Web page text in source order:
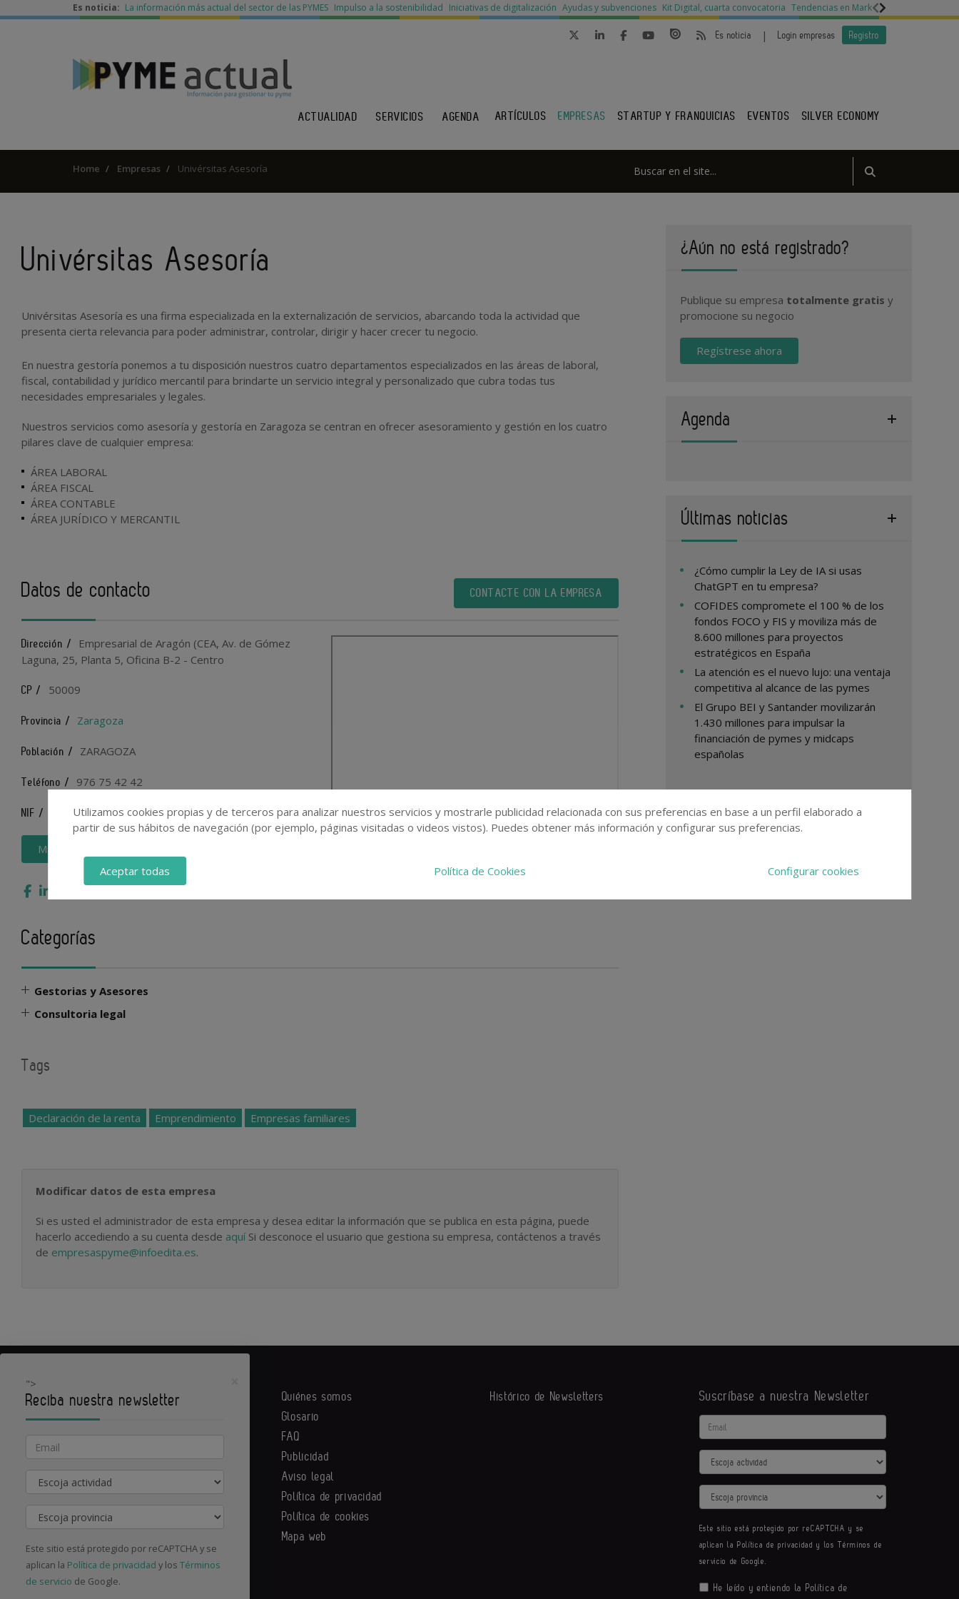
Es noticia: La información más actual del sector de las PYMES Impulso a la sostenibilidad Iniciativas de digitalización Ayudas y subvenciones Kit Digital, cuarta convocatoria Tendencias en Marketing
Es noticia | Login empresas Registro
ACTUALIDAD SERVICIOS AGENDA ARTÍCULOS EMPRESAS STARTUP Y FRANQUICIAS EVENTOS SILVER ECONOMY
Home Empresas Univérsitas Asesoría
Univérsitas Asesoría
Univérsitas Asesoría es una firma especializada en la externalización de servicios, abarcando toda la actividad que
presenta cierta relevancia para poder administrar, controlar, dirigir y hacer crecer tu negocio.
En nuestra gestoría ponemos a tu disposición nuestros cuatro departamentos especializados en las áreas de laboral,
fiscal, contabilidad y jurídico mercantil para brindarte un servicio integral y personalizado que cubra todas tus
necesidades empresariales y legales.
Nuestros servicios como asesoría y gestoría en Zaragoza se centran en ofrecer asesoramiento y gestión en los cuatro
pilares clave de cualquier empresa:
ÁREA LABORAL
ÁREA FISCAL
ÁREA CONTABLE
ÁREA JURÍDICO Y MERCANTIL
Datos de contacto CONTACTE CON LA EMPRESA
Dirección /
Empresarial de Aragón (CEA, Av. de Gómez
Laguna, 25, Planta 5, Oficina B-2 - Centro
CP / 50009
Provincia / Zaragoza
Población / ZARAGOZA
Teléfono / 976 75 42 42
NIF / B99347262
Más información
Categorías
Gestorias y Asesores
Consultoria legal
Tags
Declaración de la renta Emprendimiento Empresas familiares
Modificar datos de esta empresa
Si es usted el administrador de esta empresa y desea editar la información que se publica en esta página, puede
hacerlo accediendo a su cuenta desde aquíSi desconoce el usuario que gestiona su empresa, contáctenos a través
de empresaspyme@infoedita.es.
¿Aún no está registrado?
Publique su empresa totalmente gratis y
promocione su negocio
Regístrese ahora
Agenda
Últimas noticias
¿Cómo cumplir la Ley de IA si usas
ChatGPT en tu empresa?
COFIDES compromete el 100 % de los
fondos FOCO y FIS y moviliza más de
8.600 millones para proyectos
estratégicos en España
La atención es el nuevo lujo: una ventaja
competitiva al alcance de las pymes
El Grupo BEI y Santander movilizarán
1.430 millones para impulsar la
financiación de pymes y midcaps
españolas
Contacte con nosotros
Quiénes somos
Glosario
FAQ
Publicidad
Aviso legal
Política de privacidad
Política de cookies
Mapa web
Histórico de Newsletters Suscríbase a nuestra Newsletter
Email
Actividad
Provincia
Este sitio está protegido por reCAPTCHA y se
aplican la Política de privacidad y losTérminos de
servicio de Google.
He leído y entiendo la Política de
Utilizamos cookies propias y de terceros para analizar nuestros servicios y mostrarle publicidad relacionada con sus preferencias en base a un perfil elaborado a
partir de sus hábitos de navegación (por ejemplo, páginas visitadas o videos vistos). Puedes obtener más información y configurar sus preferencias.
Aceptar todas Política de Cookies Configurar cookies
">
Reciba nuestra newsletter
Email
Actividad
Provincia
Este sitio está protegido por reCAPTCHA y se
aplican la Política de privacidad y los Términos
de servicio de Google.